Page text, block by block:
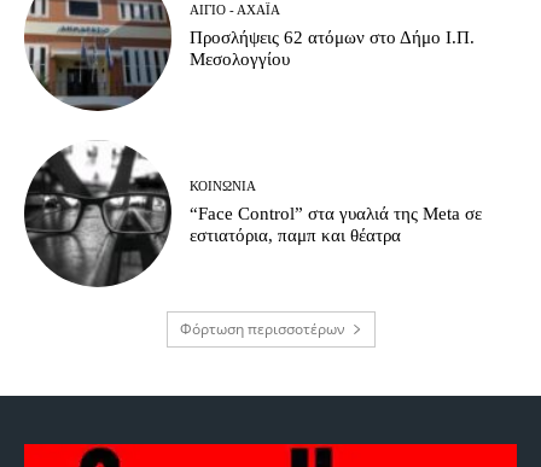
ΑΊΓΙΟ - ΑΧΑΪ́Α
Προσλήψεις 62 ατόμων στο Δήμο Ι.Π.
Μεσολογγίου
ΚΟΙΝΩΝΊΑ
“Face Control” στα γυαλιά της Meta σε
εστιατόρια, παμπ και θέατρα
Φόρτωση περισσοτέρων